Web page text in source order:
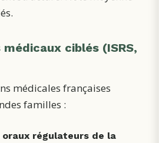
ciblés (ISRS,
médicales françaises
familles :
régulateurs de la